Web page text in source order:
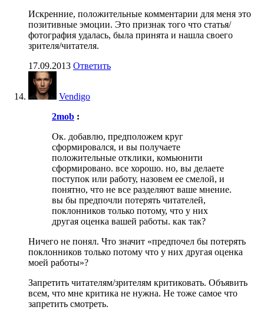
Искренние, положительные комментарии для меня это
позитивные эмоции. Это признак того что статья/
фотография удалась, была принята и нашла своего
зрителя/читателя.
17.09.2013 Ответить
Vendigo
2mob :
Ок. добавлю, предположем круг
сформировался, и вы получаете
положительные отклики, комьюнити
сформировано. все хорошо. но, вы делаете
поступок или работу, назовем ее смелой, и
понятно, что не все разделяют ваше мнение.
вы бы предпочли потерять читателей,
поклонников только потому, что у них
другая оценка вашей работы. как так?
Ничего не понял. Что значит «предпочел бы потерять
поклонников только потому что у них другая оценка
моей работы»?
Запретить читателям/зрителям критиковать. Объявить
всем, что мне критика не нужна. Не тоже самое что
запретить смотреть.